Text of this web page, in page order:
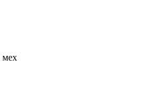
мех